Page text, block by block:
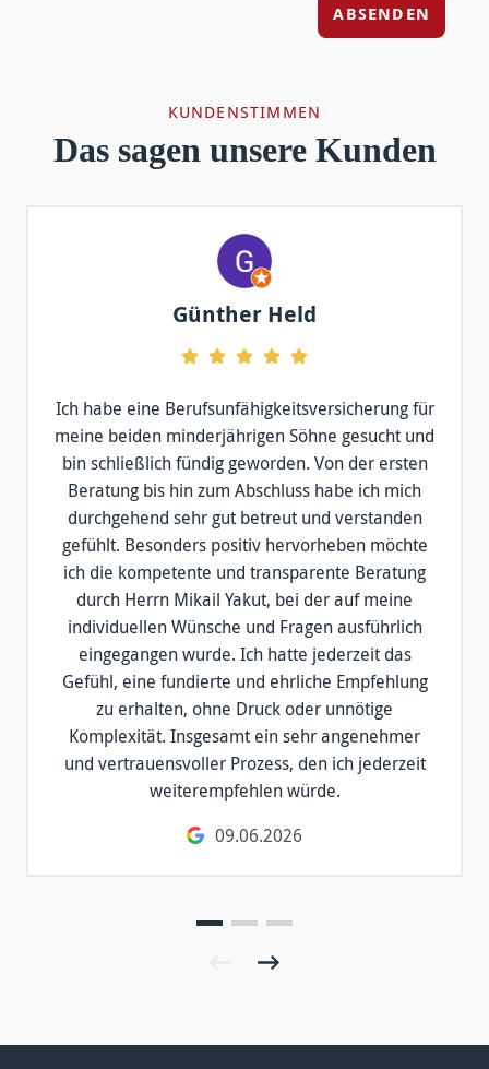
ABSENDEN
KUNDENSTIMMEN
Das sagen unsere Kunden
Günther Held
Ich habe eine Berufsunfähigkeitsversicherung für
meine beiden minderjährigen Söhne gesucht und
bin schließlich fündig geworden. Von der ersten
Beratung bis hin zum Abschluss habe ich mich
durchgehend sehr gut betreut und verstanden
gefühlt. Besonders positiv hervorheben möchte
ich die kompetente und transparente Beratung
durch Herrn Mikail Yakut, bei der auf meine
individuellen Wünsche und Fragen ausführlich
eingegangen wurde. Ich hatte jederzeit das
Gefühl, eine fundierte und ehrliche Empfehlung
zu erhalten, ohne Druck oder unnötige
Komplexität. Insgesamt ein sehr angenehmer
und vertrauensvoller Prozess, den ich jederzeit
weiterempfehlen würde.
09.06.2026